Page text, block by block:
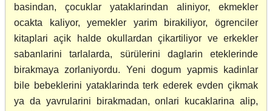
basindan, çocuklar yataklarindan aliniyor, ekmekler
ocakta kaliyor, yemekler yarim birakiliyor, ögrenciler
kitaplari açik halde okullardan çikartiliyor ve erkekler
sabanlarini tarlalarda, sürülerini daglarin eteklerinde
birakmaya zorlaniyordu. Yeni dogum yapmis kadinlar
bile bebeklerini yataklarinda terk ederek evden çikmak
ya da yavrularini birakmadan, onlari kucaklarina alip,